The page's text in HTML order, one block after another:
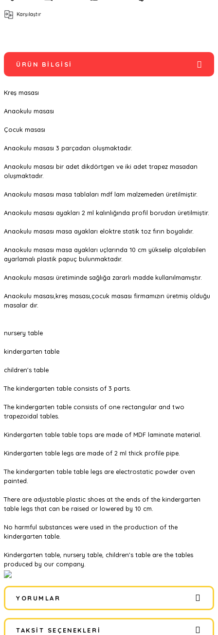
Karşılaştır
ÜRÜN BILGISI
Kreş masası
Anaokulu masası
Çocuk masası
Anaokulu masası 3 parçadan oluşmaktadır.
Anaokulu masası bir adet dikdörtgen ve iki adet trapez masadan
oluşmaktadır.
Anaokulu masası masa tablaları mdf lam malzemeden üretilmiştir.
Anaokulu masası ayakları 2 ml kalınlığında profil borudan üretilmiştir.
Anaokulu masası masa ayakları eloktre statik toz fırın boyalıdır.
Anaokulu masası masa ayakları uçlarında 10 cm yükselip alçalabilen
ayarlamalı plastik papuç bulunmaktadır.
Anaokulu masası üretiminde sağlığa zararlı madde kullanılmamıştır.
Anaokulu masası,kreş masası,çocuk masası firmamızın üretmiş olduğu
masalar dır.
nursery table
kindergarten table
children's table
The kindergarten table consists of 3 parts.
The kindergarten table consists of one rectangular and two
trapezoidal tables.
Kindergarten table table tops are made of MDF laminate material.
Kindergarten table legs are made of 2 ml thick profile pipe.
The kindergarten table table legs are electrostatic powder oven
painted.
There are adjustable plastic shoes at the ends of the kindergarten
table legs that can be raised or lowered by 10 cm.
No harmful substances were used in the production of the
kindergarten table.
Kindergarten table, nursery table, children's table are the tables
produced by our company.
YORUMLAR
TAKSIT SEÇENEKLERI